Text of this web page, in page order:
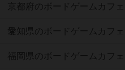
京都府のボードゲームカフェ
愛知県のボードゲームカフェ
福岡県のボードゲームカフェ